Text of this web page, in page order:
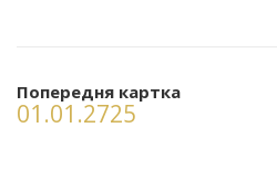
Попередня картка
01.01.2725